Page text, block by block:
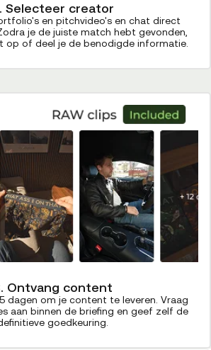
Selecteer creator
en pitchvideo's en chat direct
je de juiste match hebt gevonden,
op of deel je de benodigde informatie.
Ontvang content
dagen om je content te leveren. Vraag
aan binnen de briefing en geef zelf de
goedkeuring.